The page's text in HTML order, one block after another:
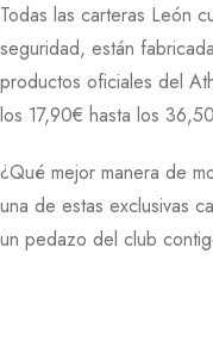
Todas las carteras León
seguridad, están
productos oficiales del
los 17,90€ hasta los
¿Qué mejor manera de
una de estas exclusivas
un pedazo del club